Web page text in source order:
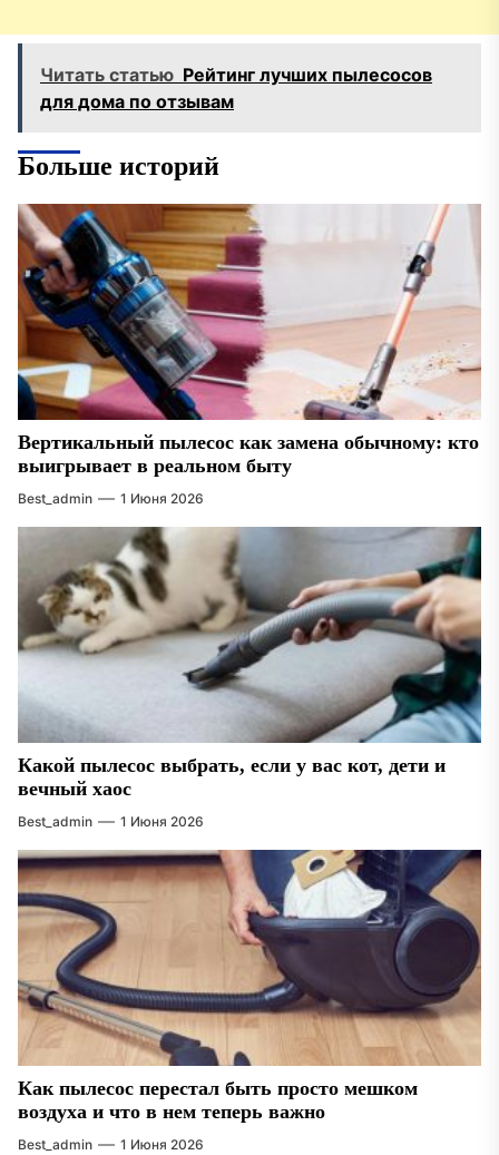
Читать статью Рейтинг лучших пылесосов
для дома по отзывам
Больше историй
Вертикальный пылесос как замена обычному: кто
выигрывает в реальном быту
Best_admin 1 Июня 2026
Какой пылесос выбрать, если у вас кот, дети и
вечный хаос
Best_admin 1 Июня 2026
Как пылесос перестал быть просто мешком
воздуха и что в нем теперь важно
Best_admin 1 Июня 2026